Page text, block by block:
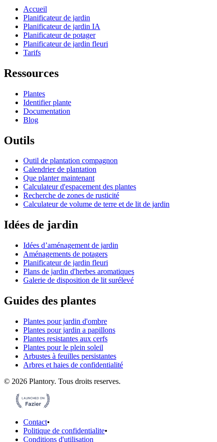
Accueil
Planificateur de jardin
Planificateur de jardin IA
Planificateur de potager
Planificateur de jardin fleuri
Tarifs
Ressources
Plantes
Identifier plante
Documentation
Blog
Outils
Outil de plantation compagnon
Calendrier de plantation
Que planter maintenant
Calculateur d'espacement des plantes
Recherche de zones de rusticité
Calculateur de volume de terre et de lit de jardin
Idées de jardin
Idées d’aménagement de jardin
Aménagements de potagers
Planificateur de jardin fleuri
Plans de jardin d'herbes aromatiques
Galerie de disposition de lit surélevé
Guides des plantes
Plantes pour jardin d'ombre
Plantes pour jardin a papillons
Plantes resistantes aux cerfs
Plantes pour le plein soleil
Arbustes à feuilles persistantes
Arbres et haies de confidentialité
© 2026 Plantory. Tous droits reserves.
Contact•
Politique de confidentialite•
Conditions d'utilisation